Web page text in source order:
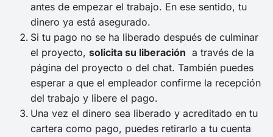
antes de empezar el trabajo. En ese sentido, tu
dinero ya está asegurado.
Si tu pago no se ha liberado después de culminar
el proyecto, solicita su liberación a través de la
página del proyecto o del chat. También puedes
esperar a que el empleador confirme la recepción
del trabajo y libere el pago.
Una vez el dinero sea liberado y acreditado en tu
cartera como pago, puedes retirarlo a tu cuenta